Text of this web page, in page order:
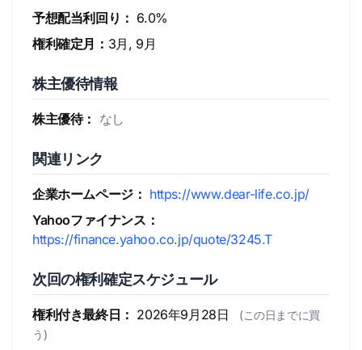
予想配当利回り： 6.0%
権利確定月： 3月, 9月
株主優待情報
株主優待： なし
関連リンク
企業ホームページ： https://www.dear-life.co.jp/
Yahooファイナンス：
https://finance.yahoo.co.jp/quote/3245.T
次回の権利確定スケジュール
権利付き最終日： 2026年9月28日
(この日までに買
う)